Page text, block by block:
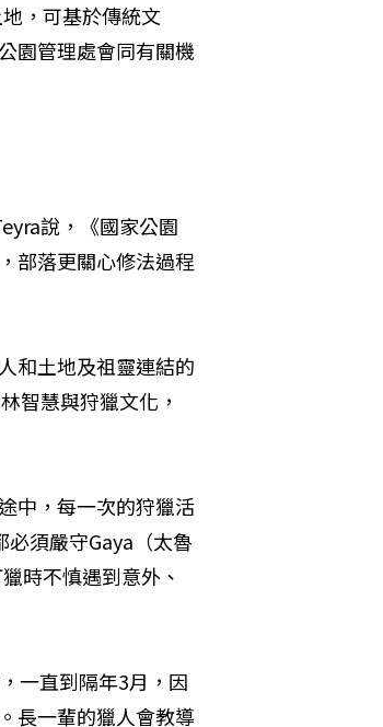
，可基於傳統文
園管理處會同有關機
說，《國家公園
部落更關心修法過程
和土地及祖靈連結的
智慧與狩獵文化，
中，每一次的狩獵活
須嚴守Gaya（太魯
時不慎遇到意外、
一直到隔年3月，因
長一輩的獵人會教導